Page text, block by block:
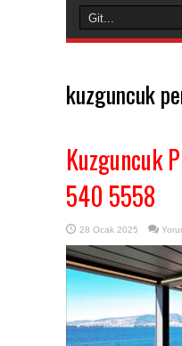
kuzguncuk
Kuzguncuk
540 5558
28 Ocak 2025